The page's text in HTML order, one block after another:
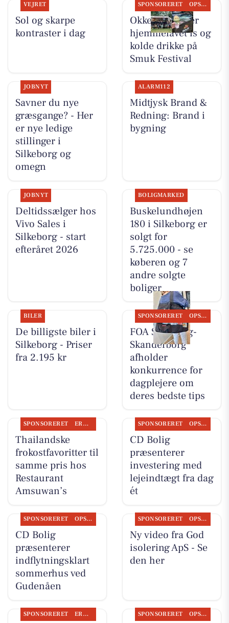
VEJRET
Sol og skarpe
kontraster i dag
SPONSORERET OPSLAGSTAVLEN
Okkels serverer
hjemmelavet is og
kolde drikke på
Smuk Festival
JOBNYT
Savner du nye
græsgange? - Her
er nye ledige
stillinger i
Silkeborg og
omegn
ALARM112
Midtjysk Brand &
Redning: Brand i
bygning
JOBNYT
Deltidssælger hos
Vivo Sales i
Silkeborg - start
efteråret 2026
BOLIGMARKED
Buskelundhøjen
180 i Silkeborg er
solgt for
5.725.000 - se
køberen og 7
andre solgte
boliger
BILER
De billigste biler i
Silkeborg - Priser
fra 2.195 kr
SPONSORERET OPSLAGSTAVLEN
FOA Silkeborg-
Skanderborg
afholder
konkurrence for
dagplejere om
deres bedste tips
SPONSORERET ERHVERV
Thailandske
frokostfavoritter til
samme pris hos
Restaurant
Amsuwan’s
SPONSORERET OPSLAGSTAVLEN
CD Bolig
præsenterer
investering med
lejeindtægt fra dag
ét
SPONSORERET OPSLAGSTAVLEN
CD Bolig
præsenterer
indflytningsklart
sommerhus ved
Gudenåen
SPONSORERET OPSLAGSTAVLEN
Ny video fra God
isolering ApS - Se
den her
SPONSORERET ERHVERV SPONSORERET OPSLAGSTAVLEN